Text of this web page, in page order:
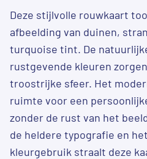
Deze stijlvolle rouwkaart
afbeelding van duinen,
turquoise tint. De
rustgevende kleuren
troostrijke sfeer. Het
ruimte voor een
zonder de rust van het
de heldere typografie en
kleurgebruik straalt deze